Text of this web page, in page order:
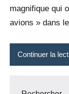
magnifique qui
avions » dans
Continuer la